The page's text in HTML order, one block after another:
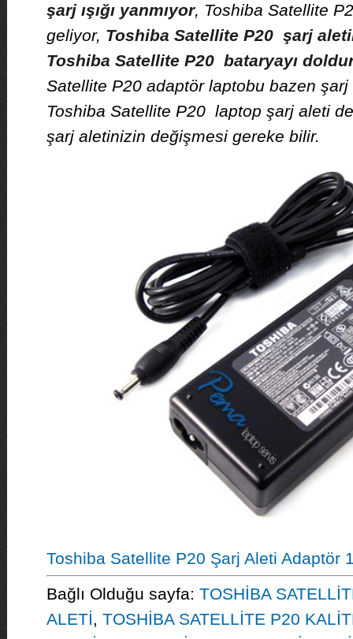
şarj ışığı yanmıyor, Toshiba Satellite
geliyor, Toshiba Satellite P20 şarj
Toshiba Satellite P20 bataryayı
Satellite P20 adaptör laptobu bazen
Toshiba Satellite P20 laptop şarj aleti
şarj aletinizin değişmesi gereke bilir.
Toshiba Satellite P20 Şarj Aleti Adaptör
Bağlı Olduğu sayfa: TOSHİBA
ALETİ, TOSHİBA SATELLİTE P20